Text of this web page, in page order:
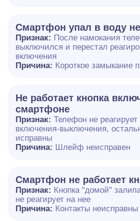
Смартфон упал в воду
Признак: После намокания
выключился и перестал
включения
Причина: Короткое замыкание
Не работает кнопка
смартфоне
Признак: Телефон не реагирует
включения-выключения,
исправны
Причина: Шлейф неисправен
Смартфон не работает
Признак: Кнопка "домой"
не реагирует на нее
Причина: Контакты неисправны